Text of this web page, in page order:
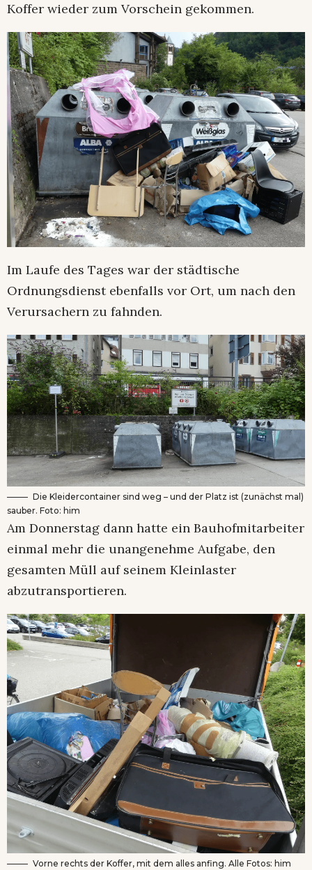
Koffer wieder zum Vorschein gekommen.
Im Laufe des Tages war der städtische
Ordnungsdienst ebenfalls vor Ort, um nach den
Verursachern zu fahnden.
Die Kleidercontainer sind weg – und der Platz ist (zunächst mal)
sauber. Foto: him
Am Donnerstag dann hatte ein Bauhofmitarbeiter
einmal mehr die unangenehme Aufgabe, den
gesamten Müll auf seinem Kleinlaster
abzutransportieren.
Vorne rechts der Koffer, mit dem alles anfing. Alle Fotos: him